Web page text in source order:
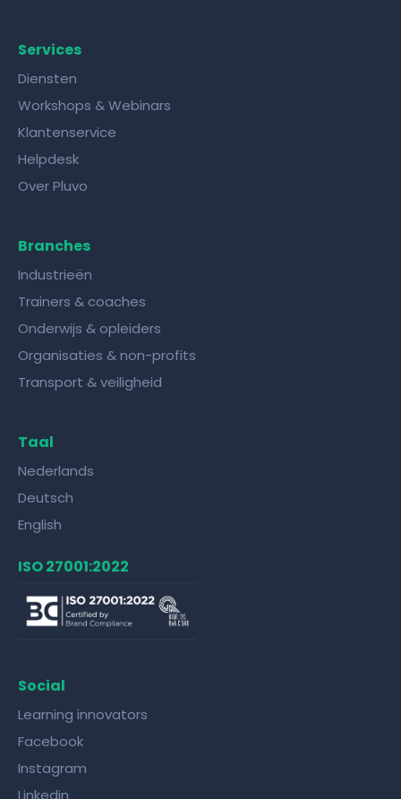
Services
Diensten
Workshops & Webinars
Klantenservice
Helpdesk
Over Pluvo
Branches
Industrieën
Trainers & coaches
Onderwijs & opleiders
Organisaties & non-profits
Transport & veiligheid
Taal
Nederlands
Deutsch
English
ISO 27001:2022
Social
Learning innovators
Facebook
Instagram